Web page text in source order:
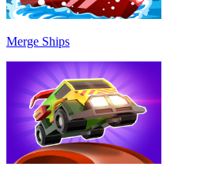
Merge Ships